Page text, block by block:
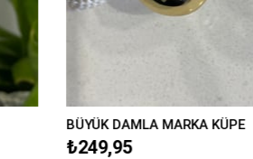
BÜYÜK DAMLA MARKA KÜPE
₺249,95